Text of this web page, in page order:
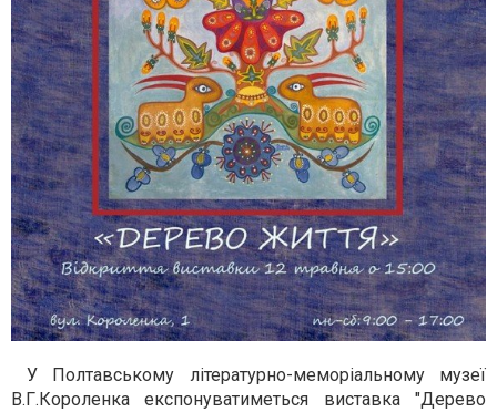
У Полтавському літературно-меморіальному музеї
В.Г.Короленка експонуватиметься виставка "Дерево